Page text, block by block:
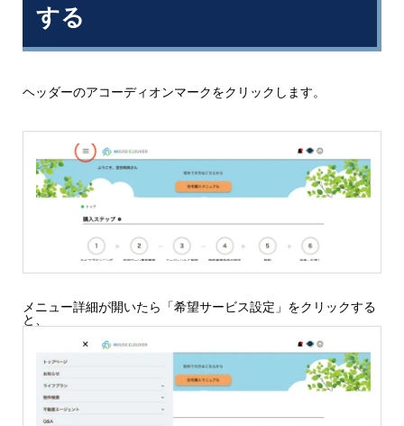
する
ヘッダーのアコーディオンマークをクリックします。
メニュー詳細が開いたら「希望サービス設定」をクリックする
と、